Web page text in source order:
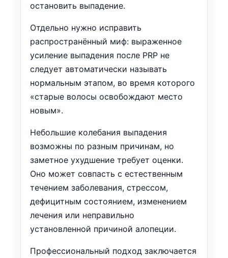
остановить выпадение.
Отдельно нужно исправить
распространённый миф: выраженное
усиление выпадения после PRP не
следует автоматически называть
нормальным этапом, во время которого
«старые волосы освобождают место
новым».
Небольшие колебания выпадения
возможны по разным причинам, но
заметное ухудшение требует оценки.
Оно может совпасть с естественным
течением заболевания, стрессом,
дефицитным состоянием, изменением
лечения или неправильно
установленной причиной алопеции.
Профессиональный подход заключается